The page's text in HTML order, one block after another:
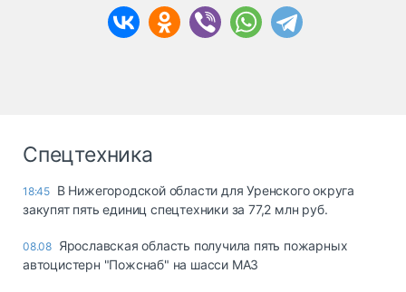
Спецтехника
18:45 В Нижегородской области для Уренского округа
закупят пять единиц спецтехники за 77,2 млн руб.
08.08 Ярославская область получила пять пожарных
автоцистерн "Пожснаб" на шасси МАЗ